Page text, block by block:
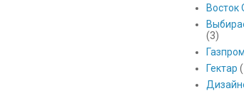
Восток
(3)
Гектар